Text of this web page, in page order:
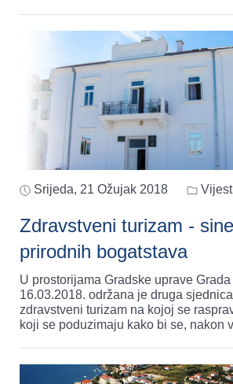
Srijeda, 21 Ožujak 2018
Zdravstveni turizam -
prirodnih bogatstava
U prostorijama Gradske uprave
16.03.2018. održana je druga
zdravstveni turizam na kojoj se
koji se poduzimaju kako bi se, nakon v